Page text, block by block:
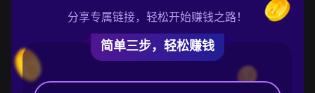
分享专属链接，轻松开始赚钱之路！
简单三步，轻松赚钱